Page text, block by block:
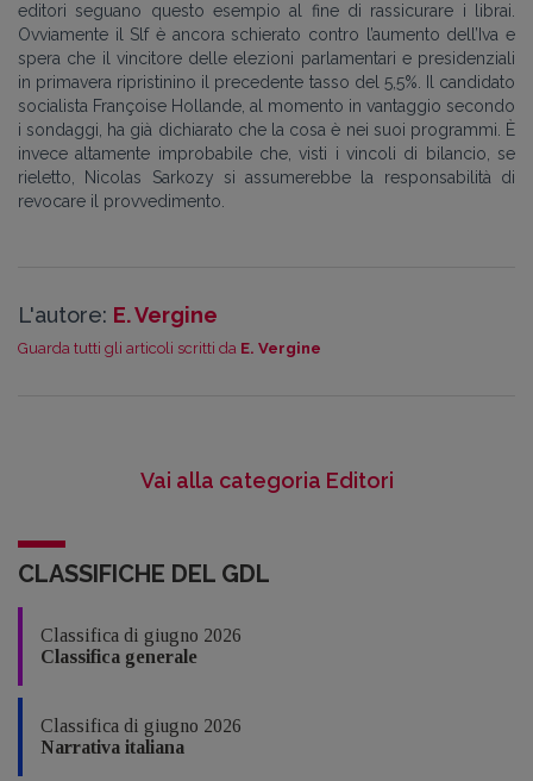
editori seguano questo esempio al fine di rassicurare i librai.
Ovviamente il Slf è ancora schierato contro l’aumento dell’Iva e
spera che il vincitore delle elezioni parlamentari e presidenziali
in primavera ripristinino il precedente tasso del 5,5%. Il candidato
socialista Françoise Hollande, al momento in vantaggio secondo
i sondaggi, ha già dichiarato che la cosa è nei suoi programmi. È
invece altamente improbabile che, visti i vincoli di bilancio, se
rieletto, Nicolas Sarkozy si assumerebbe la responsabilità di
revocare il provvedimento.
L'autore: E. Vergine
Guarda tutti gli articoli scritti da E. Vergine
Vai alla categoria Editori
CLASSIFICHE DEL GDL
Classifica di giugno 2026
Classifica generale
Classifica di giugno 2026
Narrativa italiana